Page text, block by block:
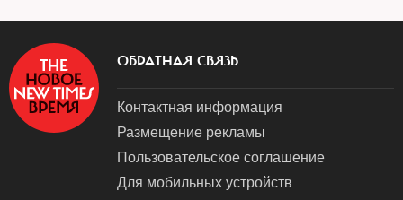
ОБРАТНАЯ СВЯЗЬ
Контактная информация
Размещение рекламы
Пользовательское соглашение
Для мобильных устройств